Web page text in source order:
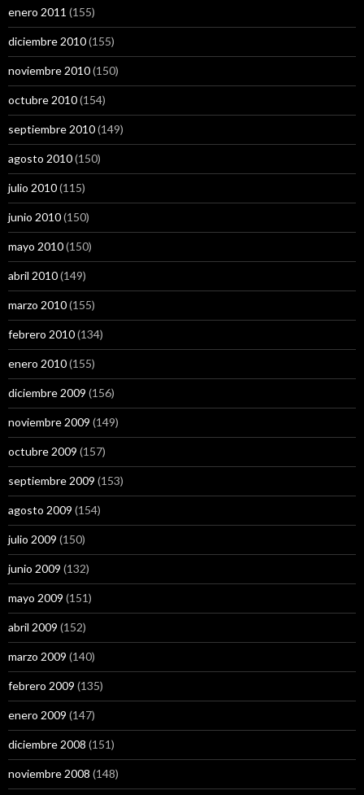
enero 2011 (155)
diciembre 2010(155)
noviembre 2010(150)
octubre 2010(154)
septiembre 2010(149)
agosto 2010(150)
julio 2010(115)
junio 2010(150)
mayo 2010(150)
abril 2010(149)
marzo 2010(155)
febrero 2010(134)
enero 2010(155)
diciembre 2009 (156)
noviembre 2009 (149)
octubre 2009 (157)
septiembre 2009 (153)
agosto 2009 (154)
julio 2009 (150)
junio 2009 (132)
mayo 2009 (151)
abril 2009 (152)
marzo 2009 (140)
febrero 2009 (135)
enero 2009 (147)
diciembre 2008 (151)
noviembre 2008 (148)